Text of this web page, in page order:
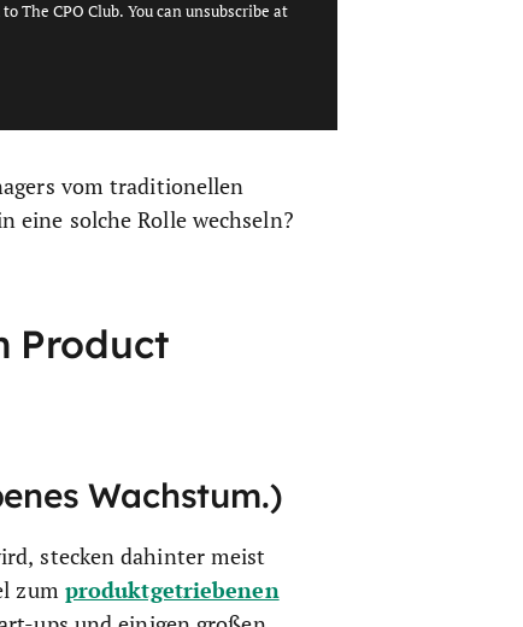
The CPO Club. You can unsubscribe at
vom traditionellen
eine solche Rolle wechseln?
Product
Wachstum.)
stecken dahinter meist
zum produktgetriebenen